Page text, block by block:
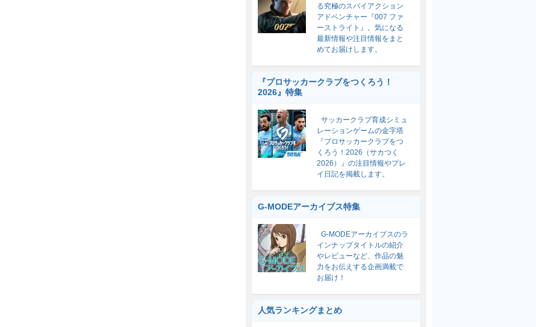
る究極のスパイアクション
アドベンチャー『007 ファ
ーストライト』。気になる
最新情報や注目情報をまと
めてお届けします。
『プロサッカークラブをつくろう！
2026』特集
サッカークラブ育成シミュ
レーションゲームの金字塔
『プロサッカークラブをつ
くろう！2026（サカつく
2026）』の注目情報やプレ
イ日記を掲載します。
G-MODEアーカイブス特集
G-MODEアーカイブスのラ
インナップタイトルの紹介
やレビューなど、作品の魅
力をお伝えする企画満載で
お届け！
人気ランキングまとめ